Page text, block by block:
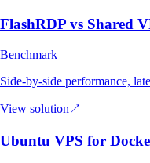
FlashRDP vs Shared
Benchmark
Side-by-side performance,
View solution ↗
Ubuntu VPS for